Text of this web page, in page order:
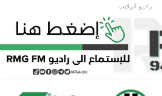
راديو الرقيب